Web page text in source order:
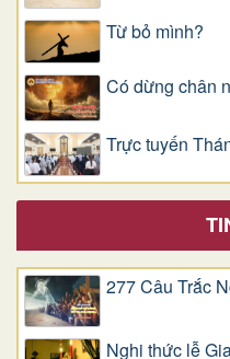
Từ bỏ mình?
Có dừng chân
Trực tuyến
277 Câu Trắc
Nghi thức lễ